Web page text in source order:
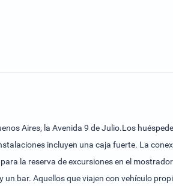
Aires, la Avenida 9 de Julio.Los
incluyen una caja fuerte. La
la reserva de excursiones en el
bar. Aquellos que viajen con vehículo